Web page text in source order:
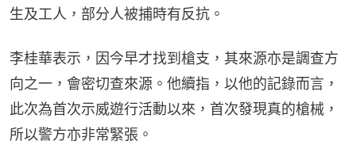
生及工人，部分人被捕時有反抗。
李桂華表示，因今早才找到槍支，其來源亦是調查方
向之一，會密切查來源。他續指，以他的記錄而言，
此次為首次示威遊行活動以來，首次發現真的槍械，
所以警方亦非常緊張。